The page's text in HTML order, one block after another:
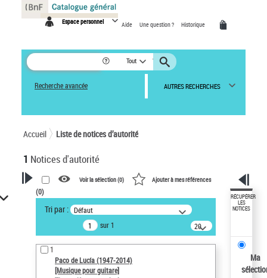
Espace personnel Aide Une question ? Historique
Tout
Recherche avancée AUTRES RECHERCHES
Accueil Liste de notices d’autorité
1 Notices d'autorité
VOTRE RECHERCHE
Recherche avancée dans les
notices d’autorité
Œuvres liées à l'auteur :
Paco de Lucía (1947-2014)
Voir la sélection (0) Ajouter à mes références
(0)
Tri par : Défaut
sur 1
20
résultats/page
1
Paco de Lucía (1947-2014)
[Musique pour guitare]
RÉCUPÉRER
LES
NOTICES
Ma
Panneau de gestion des cookies